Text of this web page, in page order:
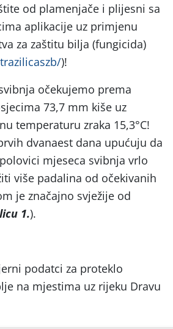
od plamenjače i plijesni sa
aplikacije uz primjenu
za zaštitu bilja (fungicida)
)!
očekujemo prema
73,7 mm kiše uz
temperaturu zraka 15,3°C!
dvanaest dana upućuju da
mjeseca svibnja vrlo
više padalina od očekivanih
je značajno svježije od
1.).
podatci za proteklo
na mjestima uz rijeku Dravu